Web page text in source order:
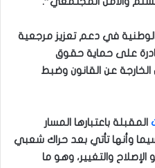
في دعم تعزيز مرجعية
على حماية حقوق
الخارجة عن القانون وضبط
المقبلة باعتبارها المسار
وأنها تأتي بعد حراك شعبي
والتغيير، وهو ما